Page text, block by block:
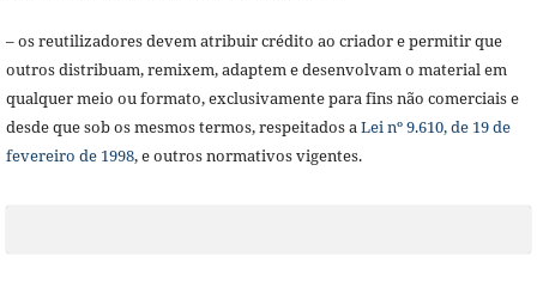
– os reutilizadores devem atribuir crédito ao criador e permitir que
outros distribuam, remixem, adaptem e desenvolvam o material em
qualquer meio ou formato, exclusivamente para fins não comerciais e
desde que sob os mesmos termos, respeitados aLei nº 9.610, de 19 de
fevereiro de 1998, e outros normativos vigentes.